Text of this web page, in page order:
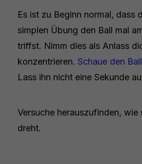
Es ist zu Beginn normal, dass
simplen Übung den Ball mal
triffst. Nimm dies als Anlass
konzentrieren. Schaue den
Lass ihn nicht eine Sekunde
Versuche herauszufinden, wie
dreht.